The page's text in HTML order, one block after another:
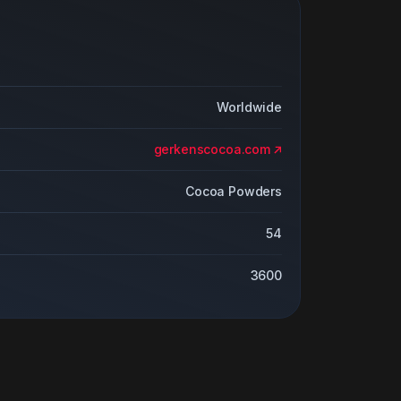
Worldwide
gerkenscocoa.com
Cocoa Powders
54
3600